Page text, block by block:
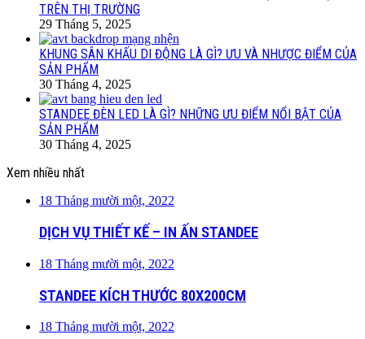
TRÊN THỊ TRƯỜNG
29 Tháng 5, 2025
KHUNG SÂN KHẤU DI ĐỘNG LÀ GÌ? ƯU VÀ NHƯỢC ĐIỂM CỦA
SẢN PHẨM
30 Tháng 4, 2025
STANDEE ĐÈN LED LÀ GÌ? NHỮNG ƯU ĐIỂM NỔI BẬT CỦA
SẢN PHẨM
30 Tháng 4, 2025
Xem nhiều nhất
18 Tháng mười một, 2022
DỊCH VỤ THIẾT KẾ – IN ẤN STANDEE
18 Tháng mười một, 2022
STANDEE KÍCH THƯỚC 80X200CM
18 Tháng mười một, 2022